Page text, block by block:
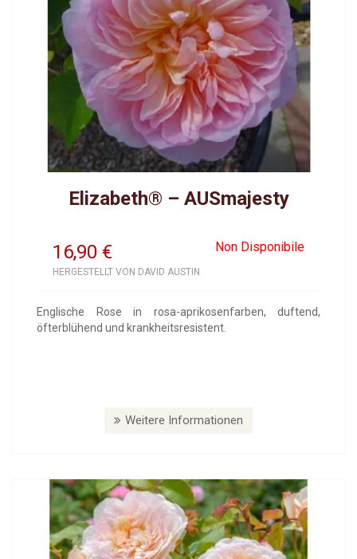
Elizabeth® – AUSmajesty
16,90 Non Disponibile
€
HERGESTELLT VON DAVID AUSTIN
Englische Rose in rosa-aprikosenfarben, duftend,
öfterblühend und krankheitsresistent.
Weitere Informationen